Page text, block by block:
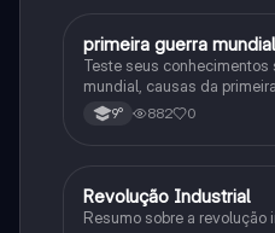
PHistória
primeira guerra mundial
Teste seus conhecimentos
mundial, causas da
consequências da
primeira guerra mundial
9° 882 0
RHistória
Revolução Industrial
Resumo sobre a revolução